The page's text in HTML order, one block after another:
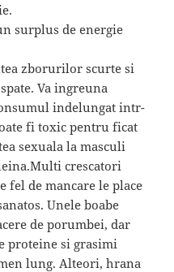
surplus de energie
zborurilor scurte si
Va ingreuna
indelungat intr-
fi toxic pentru ficat
sexuala la masculi
crescatori
fel de mancare le place
Unele boabe
de porumbei, dar
proteine si grasimi
lung. Alteori, hrana